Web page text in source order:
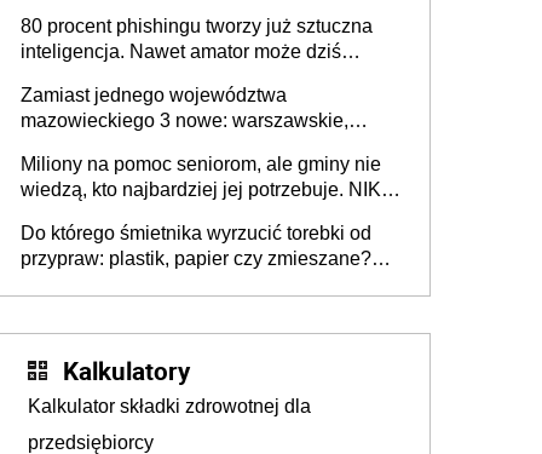
80 procent phishingu tworzy już sztuczna
inteligencja. Nawet amator może dziś
Zamiast jednego województwa
mazowieckiego 3 nowe: warszawskie,
Europie nie ma tak dużych jednostek
stołecznych
Miliony na pomoc seniorom, ale gminy nie
wiedzą, kto najbardziej jej potrzebuje. NIK
Do którego śmietnika wyrzucić torebki od
przypraw: plastik, papier czy zmieszane?
Kalkulatory
Kalkulator składki zdrowotnej dla
przedsiębiorcy